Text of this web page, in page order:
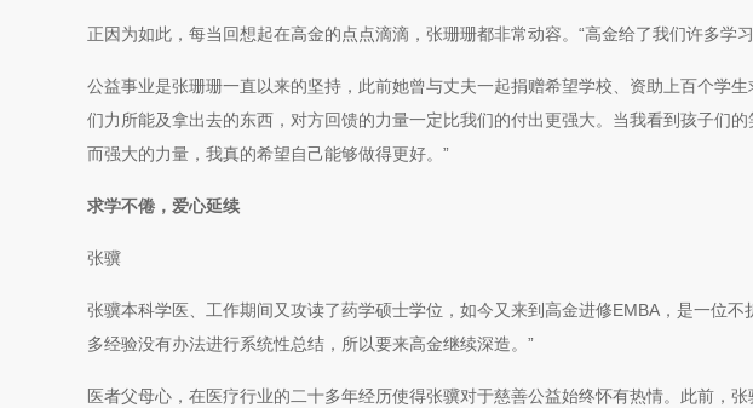
正因为如此，每当回想起在高金的点点滴滴，张珊珊都非常动容。“高金给了我们许多学
公益事业是张珊珊一直以来的坚持，此前她曾与丈夫一起捐赠希望学校、资助上百个学
们力所能及拿出去的东西，对方回馈的力量一定比我们的付出更强大。当我看到孩子们
而强大的力量，我真的希望自己能够做得更好。”
求学不倦，爱心延续
张骥
张骥本科学医、工作期间又攻读了药学硕士学位，如今又来到高金进修EMBA，是一位
多经验没有办法进行系统性总结，所以要来高金继续深造。”
医者父母心，在医疗行业的二十多年经历使得张骥对于慈善公益始终怀有热情。此前，